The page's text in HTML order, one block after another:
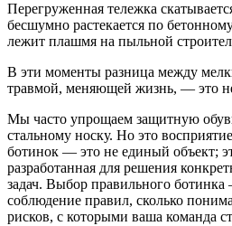
Перегруженная тележка
бесшумно растекается по
лежит плашмя на пыльной
В эти моменты разница между
травмой, меняющей жизнь, — это
Мы часто упрощаем защитную
стальному носку. Но это
ботинок — это не единый объект;
разработанная для решения
задач. Выбор правильного ботинка
соблюдение правил, сколько
рисков, с которыми ваша команда